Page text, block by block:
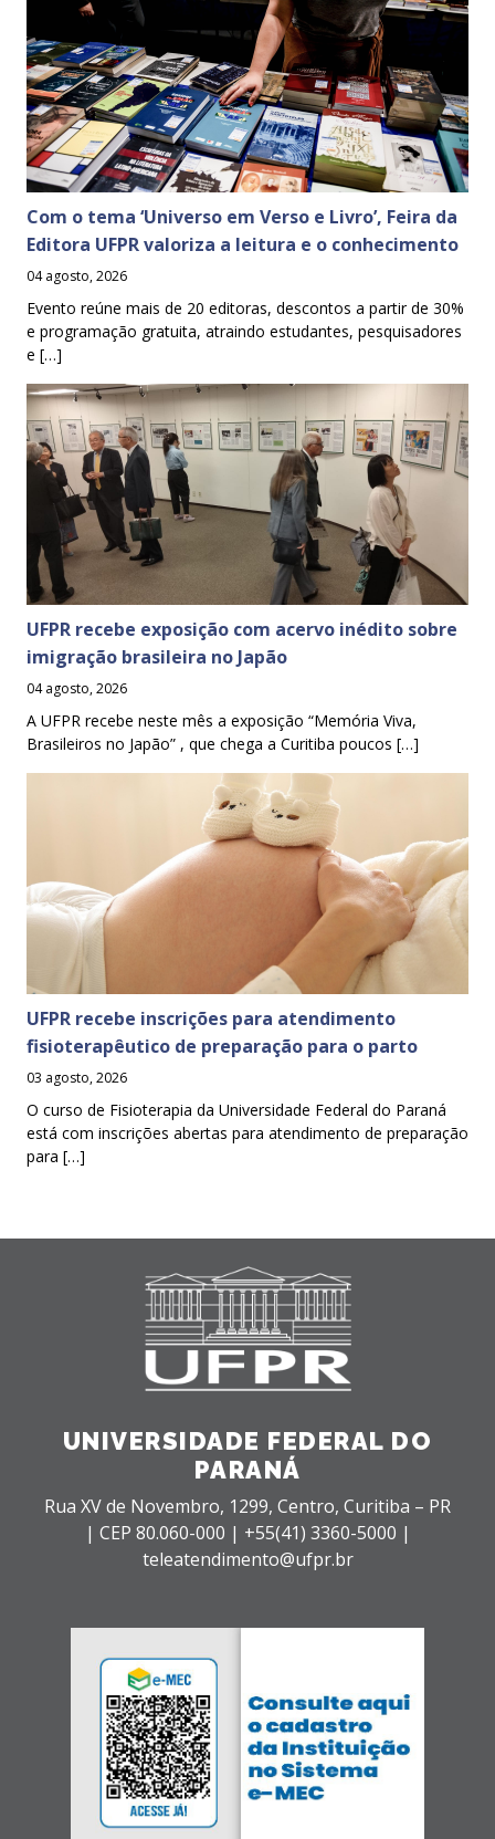
Com o tema ‘Universo em Verso e Livro’, Feira da
Editora UFPR valoriza a leitura e o conhecimento
04 agosto, 2026
Evento reúne mais de 20 editoras, descontos a partir de 30%
e programação gratuita, atraindo estudantes, pesquisadores
e […]
UFPR recebe exposição com acervo inédito sobre
imigração brasileira no Japão
04 agosto, 2026
A UFPR recebe neste mês a exposição “Memória Viva,
Brasileiros no Japão” , que chega a Curitiba poucos […]
UFPR recebe inscrições para atendimento
fisioterapêutico de preparação para o parto
03 agosto, 2026
O curso de Fisioterapia da Universidade Federal do Paraná
está com inscrições abertas para atendimento de preparação
para […]
UNIVERSIDADE FEDERAL DO
PARANÁ
Rua XV de Novembro, 1299, Centro, Curitiba – PR
| CEP 80.060-000 | +55(41) 3360-5000 |
teleatendimento@ufpr.br